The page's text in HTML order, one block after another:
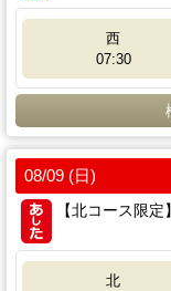
西
07:30
08/09 (日)
【北コース限
北